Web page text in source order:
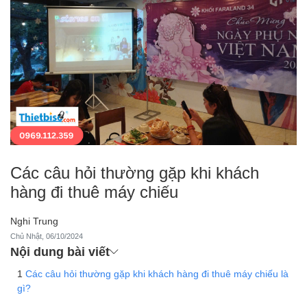
Các câu hỏi thường gặp khi khách
hàng đi thuê máy chiếu
Nghi Trung
Chủ Nhật, 06/10/2024
Nội dung bài viết
Các câu hỏi thường gặp khi khách hàng đi thuê máy chiếu là
gì?